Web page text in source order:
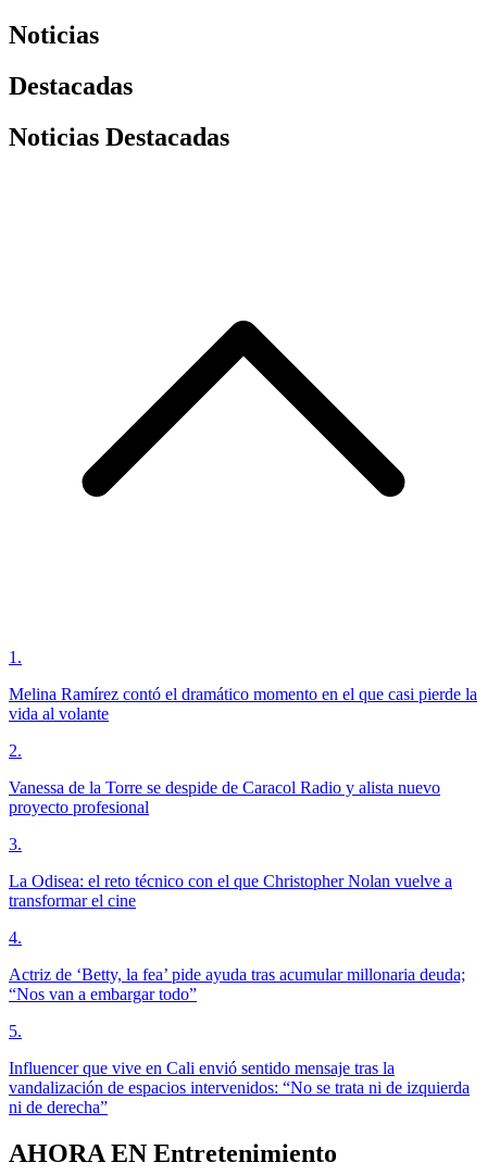
Noticias
Destacadas
Noticias Destacadas
1 .
Melina Ramírez contó el dramático momento en el que casi pierde la
vida al volante
2.
Vanessa de la Torre se despide de Caracol Radio y alista nuevo
proyecto profesional
3.
La Odisea: el reto técnico con el que Christopher Nolan vuelve a
transformar el cine
4.
Actriz de ‘Betty, la fea’ pide ayuda tras acumular millonaria deuda;
“Nos van a embargar todo”
5.
Influencer que vive en Cali envió sentido mensaje tras la
vandalización de espacios intervenidos: “No se trata ni de izquierda
ni de derecha”
AHORA EN Entretenimiento